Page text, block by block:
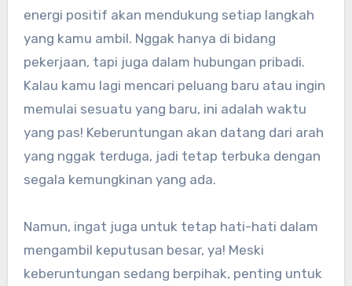
energi positif akan mendukung setiap langkah
yang kamu ambil. Nggak hanya di bidang
pekerjaan, tapi juga dalam hubungan pribadi.
Kalau kamu lagi mencari peluang baru atau ingin
memulai sesuatu yang baru, ini adalah waktu
yang pas! Keberuntungan akan datang dari arah
yang nggak terduga, jadi tetap terbuka dengan
segala kemungkinan yang ada.
Namun, ingat juga untuk tetap hati-hati dalam
mengambil keputusan besar, ya! Meski
keberuntungan sedang berpihak, penting untuk